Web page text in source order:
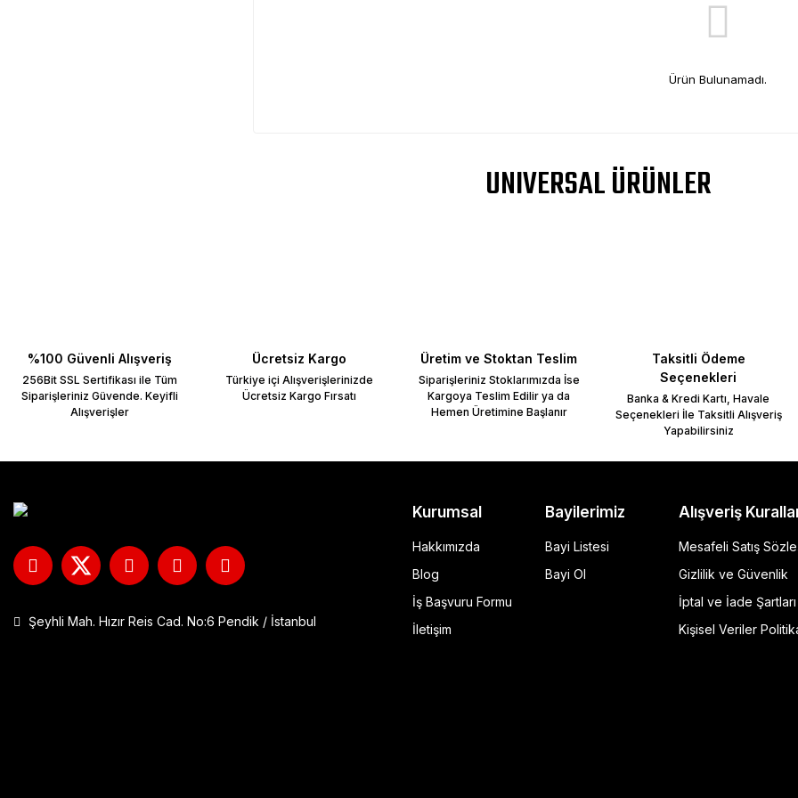
Ürün Bulunamadı.
UNIVERSAL ÜRÜNLER
GP Kompozit Universal 45 lt Plastik Motosiklet
%100 Güvenli Alışveriş
256Bit SSL Sertifikası ile Tüm
Siparişleriniz Güvende. Keyifli
Alışverişler
Ücretsiz Kargo
Türkiye içi Alışverişlerinizde
Ücretsiz Kargo Fırsatı
Üretim ve Stoktan Teslim
Siparişleriniz Stoklarımızda İse
Kargoya Teslim Edilir ya da
Hemen Üretimine Başlanır
Taksitli Ödeme
Seçenekleri
Banka & Kredi Kartı, Havale
Seçenekleri İle Taksitli Alışveriş
Yapabilirsiniz
Şeyhli Mah. Hızır Reis Cad. No:6 Pendik / İstanbul
Kurumsal
Hakkımızda
Blog
İş Başvuru Formu
İletişim
Bayilerimiz
Bayi Listesi
Bayi Ol
Alışveriş
Mesafeli Satış
Gizlilik ve Güvenlik
İptal ve İade Şartları
Kişisel Veriler